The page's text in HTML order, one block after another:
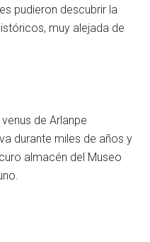
pudieron descubrir la
muy alejada de
de Arlanpe
durante miles de años y
almacén del Museo